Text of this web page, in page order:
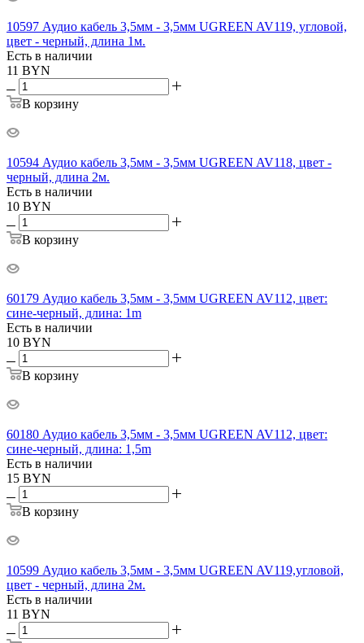
10597 Аудио кабель 3,5мм - 3,5мм UGREEN AV119, угловой,
цвет - черный, длина 1м.
Есть в наличии
11 BYN
В корзину
10594 Аудио кабель 3,5мм - 3,5мм UGREEN AV118, цвет -
черный, длина 2м.
Есть в наличии
10 BYN
В корзину
60179 Аудио кабель 3,5мм - 3,5мм UGREEN AV112, цвет:
сине-черный, длина: 1m
Есть в наличии
10 BYN
В корзину
60180 Аудио кабель 3,5мм - 3,5мм UGREEN AV112, цвет:
сине-черный, длина: 1,5m
Есть в наличии
15 BYN
В корзину
10599 Аудио кабель 3,5мм - 3,5мм UGREEN AV119,угловой,
цвет - черный, длина 2м.
Есть в наличии
11 BYN